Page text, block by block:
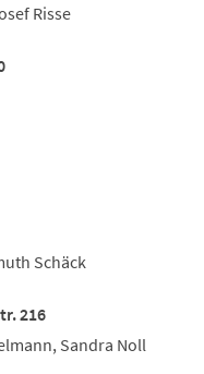
Risse
Schäck
216
Sandra Noll